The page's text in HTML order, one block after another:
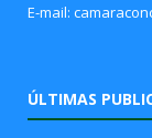
E-mail:
ÚLTIMAS